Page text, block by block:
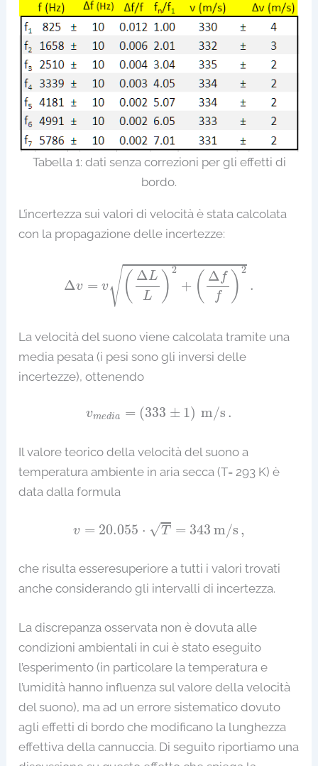
Tabella 1: dati senza correzioni per gli effetti di
bordo.
L’incertezza sui valori di velocità è stata calcolata
con la propagazione delle incertezze:
Δv = v√( ΔL
L
) 2
+ ( Δ f
f
) 2
.
=v(ΔLL)2+(Δf)2.
La velocità del suono viene calcolata tramite una
media pesata (i pesi sono gli inversi delle
incertezze), ottenendo
vmedia = (333 ± 1) m/s .
a=(333 1 )m/s.
Il valore teorico della velocità del suono a
temperatura ambiente in aria secca (T= 293 K) è
data dalla formula
v = 20.055 ⋅ √T = 343 m/s ,
v=20.055 T=343m/s
che risulta esseresuperiore a tutti i valori trovati
anche considerando gli intervalli di incertezza.
La discrepanza osservata non è dovuta alle
condizioni ambientali in cui è stato eseguito
l’esperimento (in particolare la temperatura e
l’umidità hanno influenza sul valore della velocità
del suono), ma ad un errore sistematico dovuto
agli effetti di bordo che modificano la lunghezza
effettiva della cannuccia. Di seguito riportiamo una